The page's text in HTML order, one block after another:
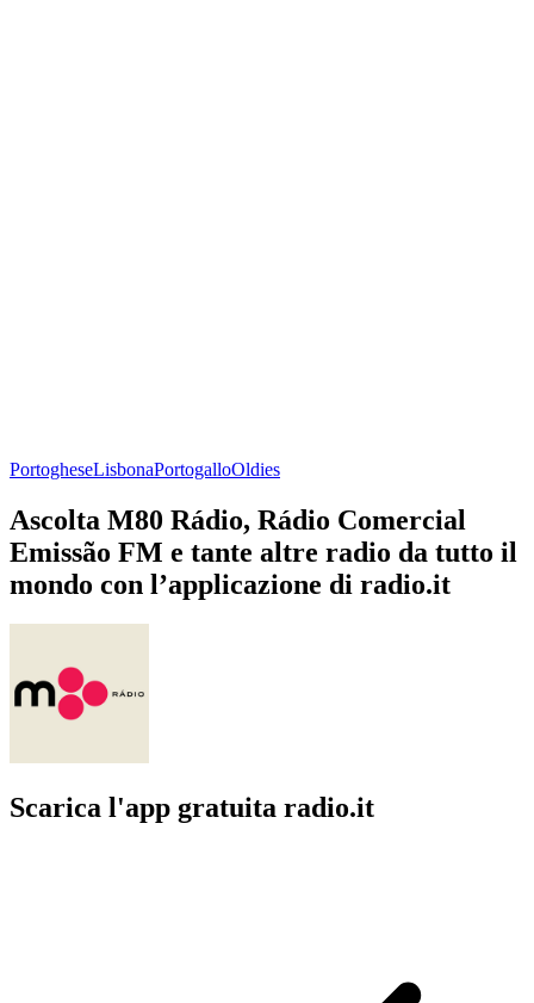
PortogheseLisbonaPortogalloOldies
Ascolta M80 Rádio, Rádio Comercial
Emissão FM e tante altre radio da tutto il
mondo con l’applicazione di radio.it
Scarica l'app gratuita radio.it